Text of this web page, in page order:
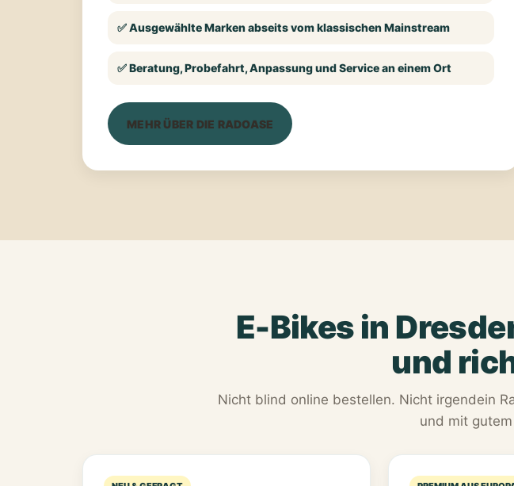
✅ Ausgewählte Marken abseits vom klassischen Mainstream
✅ Beratung, Probefahrt, Anpassung und Service an einem Ort
MEHR ÜBER DIE RADOASE
E-Bikes in
und
Nicht blind online bestellen. Nicht irgendein
und mit